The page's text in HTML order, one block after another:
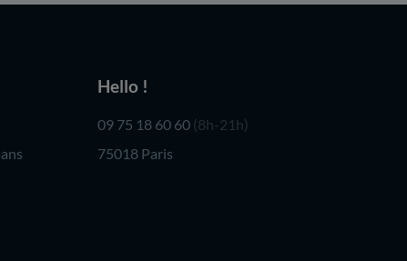
Hello !
09 75 18 60 60 (8h-21h)
75018 Paris